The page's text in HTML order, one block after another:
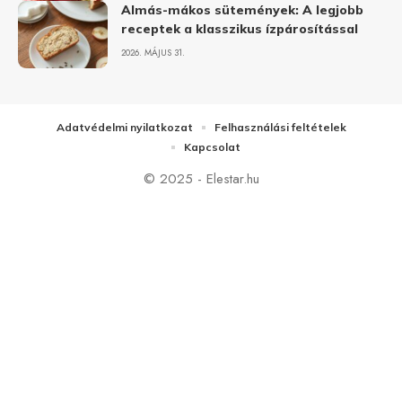
Almás-mákos sütemények: A legjobb
receptek a klasszikus ízpárosítással
2026. MÁJUS 31.
© 2025 - Elestar.hu
Adatvédelmi nyilatkozat
Felhasználási feltételek
Kapcsolat